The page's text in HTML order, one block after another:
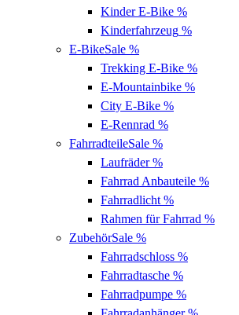
Kinder E-Bike %
Kinderfahrzeug %
E-BikeSale %
Trekking E-Bike %
E-Mountainbike %
City E-Bike %
E-Rennrad %
FahrradteileSale %
Laufräder%
Fahrrad Anbauteile %
Fahrradlicht %
Rahmen für Fahrrad %
ZubehörSale %
Fahrradschloss %
Fahrradtasche %
Fahrradpumpe %